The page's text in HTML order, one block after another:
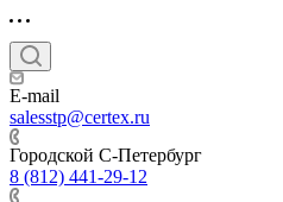
E-mail
salesstp@certex.ru
Городской С-Петербург
8 (812) 441-29-12